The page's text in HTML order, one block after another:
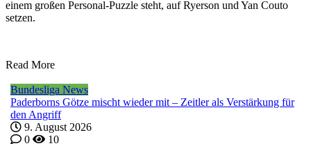
einem großen Personal-Puzzle steht, auf Ryerson und Yan Couto
setzen.
Read More
Bundesliga News
Paderborns Götze mischt wieder mit – Zeitler als Verstärkung für
den Angriff
9. August 2026
0
10